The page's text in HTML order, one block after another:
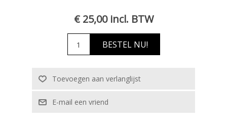
€ 25,00 incl. BTW